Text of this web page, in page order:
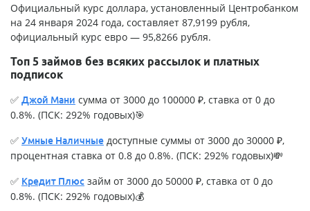
Официальный курс доллара, установленный Центробанком
на 24 января 2024 года, составляет 87,9199 рубля,
официальный курс евро — 95,8266 рубля.
Топ 5 займов без всяких рассылок и платных
подписок
✅ Джой Мани сумма от 3000 до 100000 ₽, ставка от 0 до
0.8%. (ПСК: 292% годовых)🎯
✅ Умные Наличные доступные суммы от 3000 до 30000 ₽,
процентная ставка от 0.8 до 0.8%. (ПСК: 292% годовых)💸
✅ Кредит Плюс займ от 3000 до 50000 ₽, ставка от 0 до
0.8%. (ПСК: 292% годовых)💰